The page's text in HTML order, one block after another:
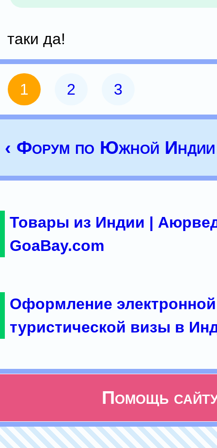
таки да!
1 2 3
‹ Форум по Южной
Товары из Индии |
GoaBay.com
Оформление электронной
туристической визы в
Помощь